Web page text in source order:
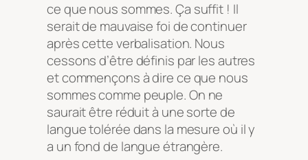
ce que nous sommes. Ça suffit ! Il
serait de mauvaise foi de continuer
après cette verbalisation. Nous
cessons d’être définis par les autres
et commençons à dire ce que nous
sommes comme peuple. On ne
saurait être réduit à une sorte de
langue tolérée dans la mesure où il y
a un fond de langue étrangère.